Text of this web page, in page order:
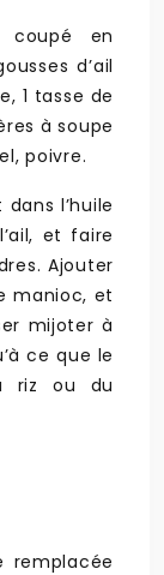
en
d’ail
1 tasse de
à soupe
poivre.
l’huile
et faire
Ajouter
manioc, et
mijoter à
ce que le
riz ou du
remplacée